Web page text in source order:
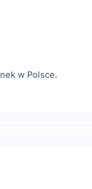
w Polsce.